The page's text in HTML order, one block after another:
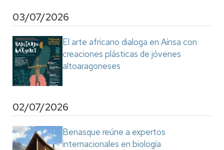
03/07/2026
El arte africano dialoga en Aínsa con
creaciones plásticas de jóvenes
altoaragoneses
02/07/2026
Benasque reúne a expertos
internacionales en biología